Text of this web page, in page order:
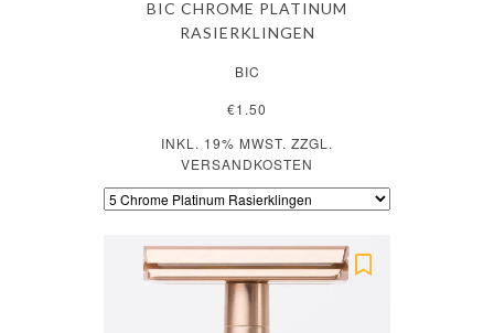
BIC CHROME PLATINUM
RASIERKLINGEN
BIC
€1.50
INKL. 19% MWST. ZZGL.
VERSANDKOSTEN